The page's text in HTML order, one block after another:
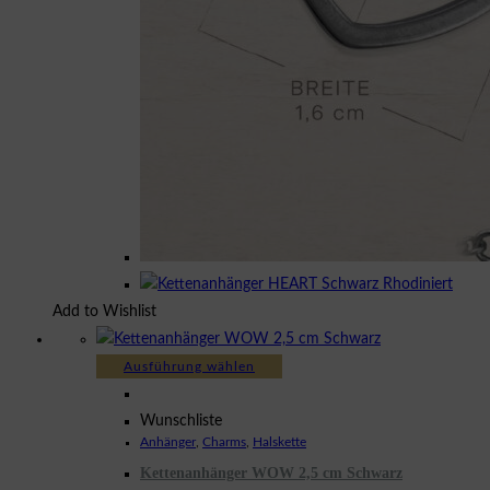
Add to Wishlist
Ausführung wählen
mehrere
Varianten
Wunschliste
Anhänger Charms Halskette
Kettenanhänger WOW 2,5 cm Schwarz